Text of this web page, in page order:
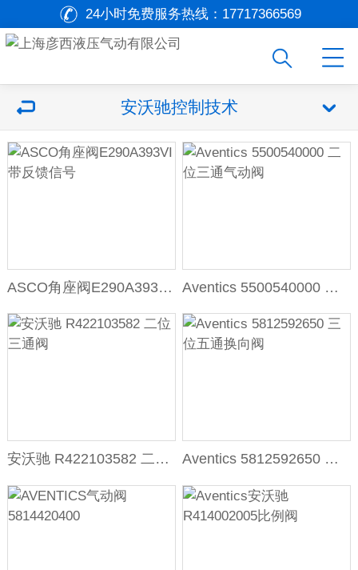
24小时免费服务热线： 17717366569
安沃驰控制技术
ASCO角座阀E290A393VI带反馈信号 Aventics 5500540000 二位三通气动阀
安沃驰 R422103582 二位三通阀 Aventics 5812592650 三位五通换向阀